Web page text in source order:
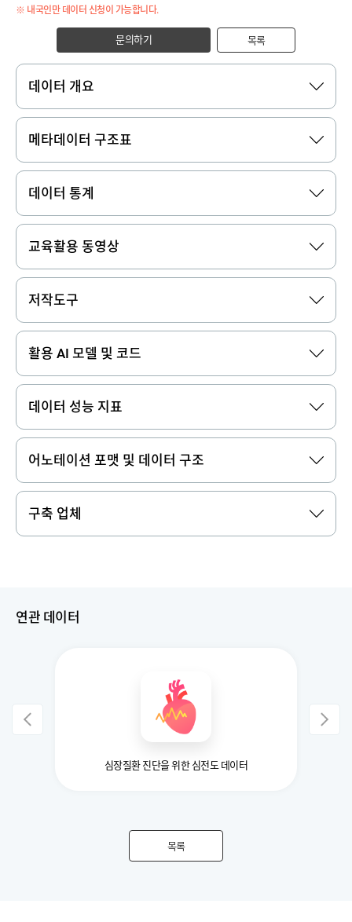
※ 내국인만 데이터 신청이 가능합니다.
문의하기 목록
데이터 개요
메타데이터 구조표
데이터 통계
교육활용 동영상
저작도구
활용 AI 모델 및 코드
데이터 성능 지표
어노테이션 포맷 및 데이터 구조
구축 업체
연관 데이터
심장질환 진단을 위한 심전도 데이터
목록